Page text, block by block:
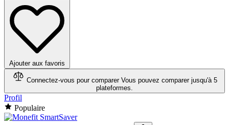
Ajouter aux favoris
Connectez-vous pour comparer Vous pouvez comparer jusqu'à 5
plateformes.
Profil
Populaire